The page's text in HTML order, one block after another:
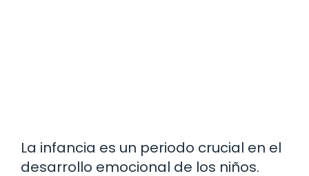
La infancia es un periodo crucial en el
desarrollo emocional de los niños.